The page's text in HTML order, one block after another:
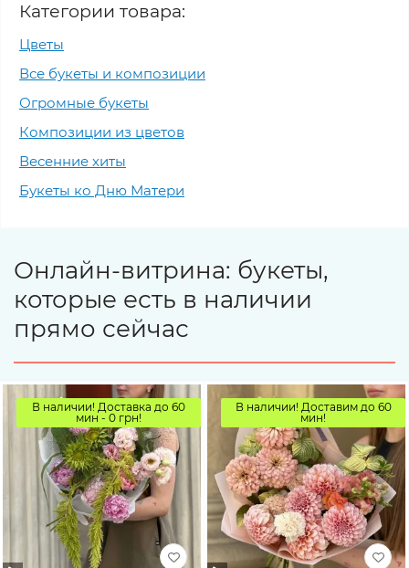
Категории товара:
Цветы
Все букеты и композиции
Огромные букеты
Композиции из цветов
Весенние хиты
Букеты ко Дню Матери
Онлайн-витрина: букеты,
которые есть в наличии
прямо сейчас
В наличии! Доставка до 60
мин - 0 грн!
В наличии! Доставим до 60
мин!